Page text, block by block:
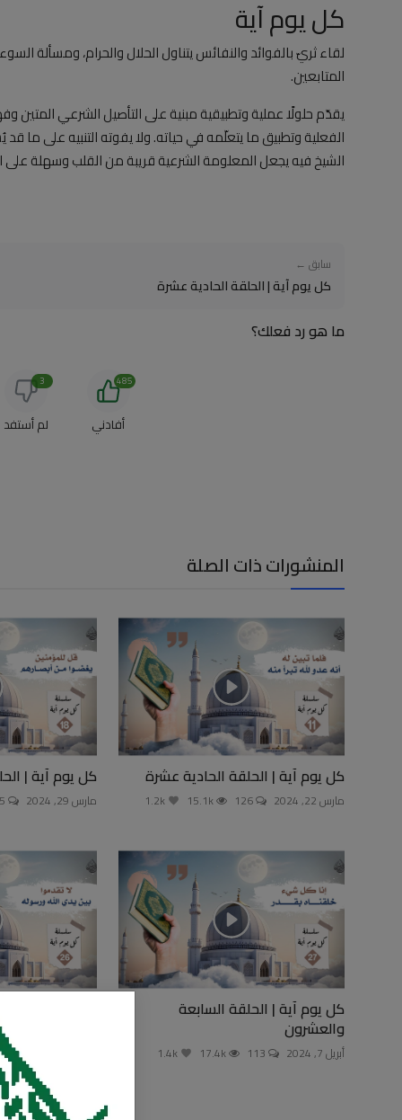
كل يوم آية
لقاء ثريّ بالفوائد والنفائس يتناول الحلال والحرام، ومسألة
المتابعين.
يقدّم حلولًا عملية وتطبيقية مبنية على التأصيل الشرعي
الفعلية وتطبيق ما يتعلّمه في حياته. ولا يفوته التنبيه على
الشيخ فيه يجعل المعلومة الشرعية قريبة من القلب وسهلة
سابق ←
كل يوم آية | الحلقة الحادية عشرة
ما هو رد فعلك؟
أفادني
485
لم أستفد
3
المنشورات ذات الصلة
كل يوم آية | الحلقة الحادية عشرة
مارس 22, 2024
كل يوم آية |
مارس 29, 2024 165
كل يوم آية | الحلقة السابعة
والعشرون
أبريل 7, 2024
كل يوم آية |
81